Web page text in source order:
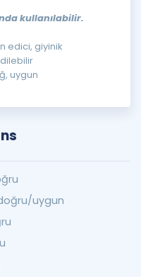
kullanılabilir.
edici, giyinik
uygun
uygun